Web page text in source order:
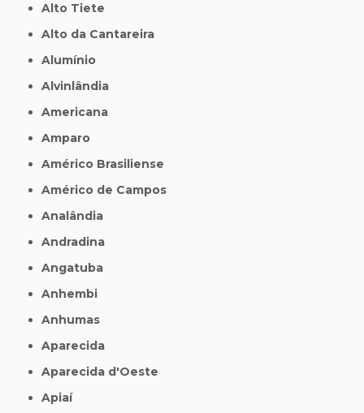
Alto Tiete
Alto da Cantareira
Alumínio
Alvinlândia
Americana
Amparo
Américo Brasiliense
Américo de Campos
Analândia
Andradina
Angatuba
Anhembi
Anhumas
Aparecida
Aparecida d'Oeste
Apiaí